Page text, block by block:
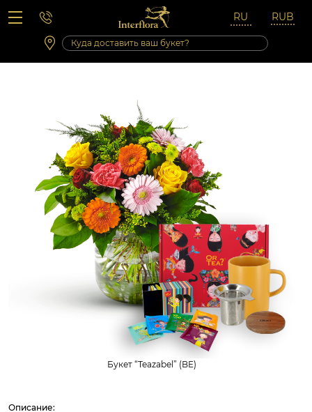
Вопросы-ответы
Сб 10:00 ‐ 14:00
Выходные и праздничные дни
Букет “Teazabel” (BE)
Описание: